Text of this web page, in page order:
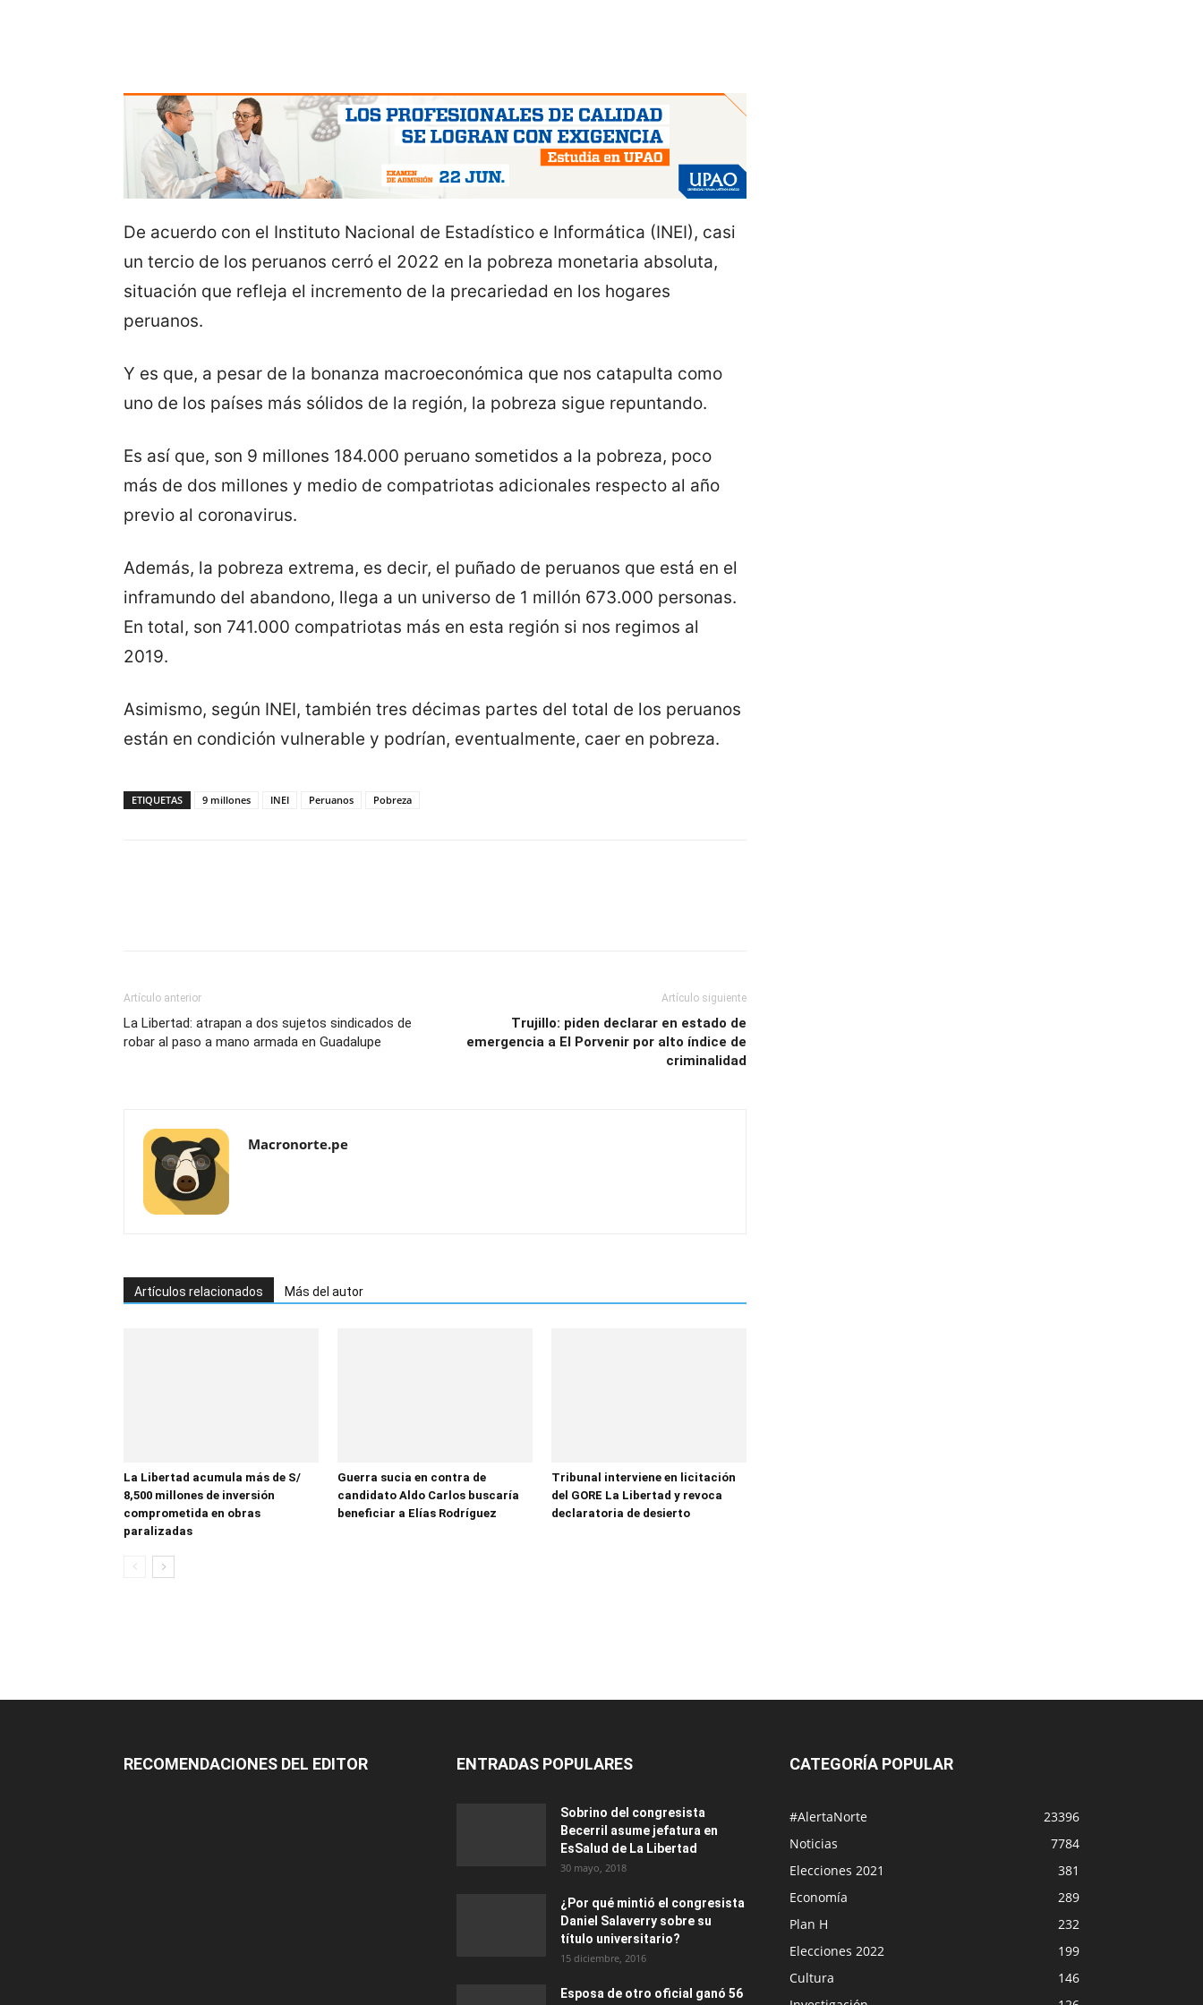
De acuerdo con el Instituto Nacional de Estadístico e Informática (INEI), casi
un tercio de los peruanos cerró el 2022 en la pobreza monetaria absoluta,
situación que refleja el incremento de la precariedad en los hogares
peruanos.
Y es que, a pesar de la bonanza macroeconómica que nos catapulta como
uno de los países más sólidos de la región, la pobreza sigue repuntando.
Es así que, son 9 millones 184.000 peruano sometidos a la pobreza, poco
más de dos millones y medio de compatriotas adicionales respecto al año
previo al coronavirus.
Además, la pobreza extrema, es decir, el puñado de peruanos que está en el
inframundo del abandono, llega a un universo de 1 millón 673.000 personas.
En total, son 741.000 compatriotas más en esta región si nos regimos al
2019.
Asimismo, según INEI, también tres décimas partes del total de los peruanos
están en condición vulnerable y podrían, eventualmente, caer en pobreza.
ETIQUETAS 9 millones INEI Peruanos Pobreza
Artículo anterior
La Libertad: atrapan a dos sujetos sindicados de
robar al paso a mano armada en Guadalupe
Artículo siguiente
Trujillo: piden declarar en estado de
emergencia a El Porvenir por alto índice de
criminalidad
Macronorte.pe
Artículos relacionados Más del autor
La Libertad acumula más de S/
8,500 millones de inversión
comprometida en obras
paralizadas
Guerra sucia en contra de
candidato Aldo Carlos buscaría
beneficiar a Elías Rodríguez
Tribunal interviene en licitación
del GORE La Libertad y revoca
declaratoria de desierto
RECOMENDACIONES DEL EDITOR ENTRADAS POPULARES
Sobrino del congresista
Becerril asume jefatura en
EsSalud de La Libertad
30 mayo, 2018
¿Por qué mintió el congresista
Daniel Salaverry sobre su
título universitario?
15 diciembre, 2016
Esposa de otro oficial ganó 56
CATEGORÍA POPULAR
#AlertaNorte
23396
Noticias
7784
Elecciones 2021
381
Economía
289
Plan H
232
Elecciones 2022
199
Cultura
146